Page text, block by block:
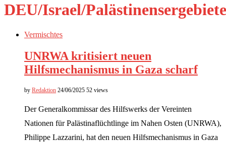
DEU/Israel/
Vermischtes
UNRWA kritisiert neuen
Hilfsmechanismus in Gaza scharf
by Redaktion 24/06/2025 52 views
Der Generalkommissar des Hilfswerks der Vereinten
Nationen für Palästinaflüchtlinge im Nahen Osten (UNRWA),
Philippe Lazzarini, hat den neuen Hilfsmechanismus in Gaza